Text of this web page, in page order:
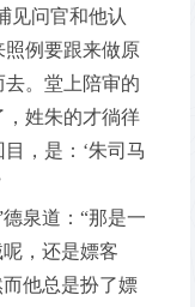
见问官和他认
例要跟来做原
。堂上陪审的
姓朱的才徜徉
，是：‘朱司马
泉道：“那是一
，还是嫖客
他总是扮了嫖